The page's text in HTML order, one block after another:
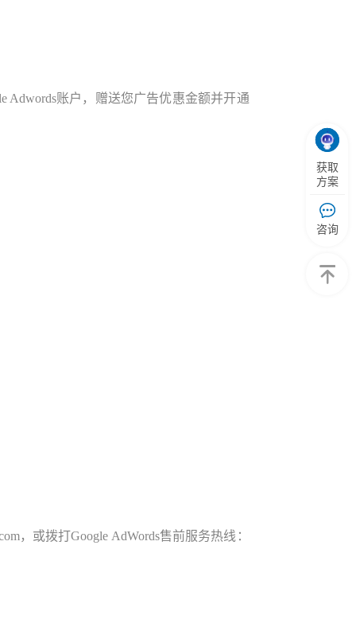
Adwords账户，赠送您广告优惠金额并开通
，或拨打Google AdWords售前服务热线：
获取
方案
咨询